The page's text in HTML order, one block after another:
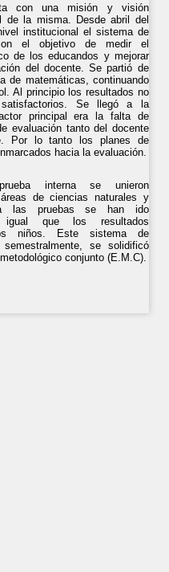
con una misión y visión
de la misma. Desde abril del
institucional el sistema de
el objetivo de medir el
de los educandos y mejorar
del docente. Se partió de
de matemáticas, continuando
Al principio los resultados no
satisfactorios. Se llegó a la
principal era la falta de
evaluación tanto del docente
Por lo tanto los planes de
hacia la evaluación.
interna se unieron
de ciencias naturales y
las pruebas se han ido
igual que los resultados
niños. Este sistema de
semestralmente, se solidificó
conjunto (E.M.C).